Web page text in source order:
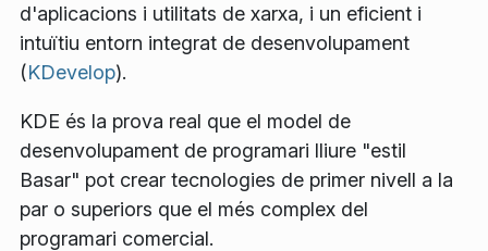
d'aplicacions i utilitats de xarxa, i un eficient i
intuïtiu entorn integrat de desenvolupament
(KDevelop).
KDE és la prova real que el model de
desenvolupament de programari lliure "estil
Basar" pot crear tecnologies de primer nivell a la
par o superiors que el més complex del
programari comercial.